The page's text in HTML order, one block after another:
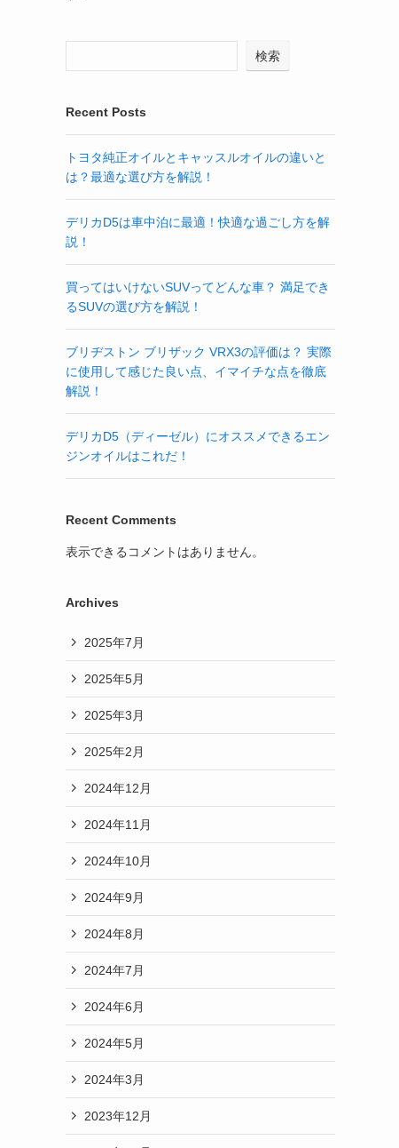
検索
Recent Posts
トヨタ純正オイルとキャッスルオイルの違いと
は？最適な選び方を解説！
デリカD5は車中泊に最適！快適な過ごし方を解
説！
買ってはいけないSUVってどんな車？ 満足でき
るSUVの選び方を解説！
ブリヂストン ブリザック VRX3の評価は？ 実際
に使用して感じた良い点、イマイチな点を徹底
解説！
デリカD5（ディーゼル）にオススメできるエン
ジンオイルはこれだ！
Recent Comments
表示できるコメントはありません。
Archives
2025年7月
2025年5月
2025年3月
2025年2月
2024年12月
2024年11月
2024年10月
2024年9月
2024年8月
2024年7月
2024年6月
2024年5月
2024年3月
2023年12月